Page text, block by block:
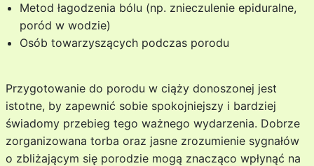
Metod łagodzenia bólu (np. znieczulenie epiduralne,
poród w wodzie)
Osób towarzyszących podczas porodu
Przygotowanie do porodu w ciąży donoszonej jest
istotne, by zapewnić sobie spokojniejszy i bardziej
świadomy przebieg tego ważnego wydarzenia. Dobrze
zorganizowana torba oraz jasne zrozumienie sygnałów
o zbliżającym się porodzie mogą znacząco wpłynąć na